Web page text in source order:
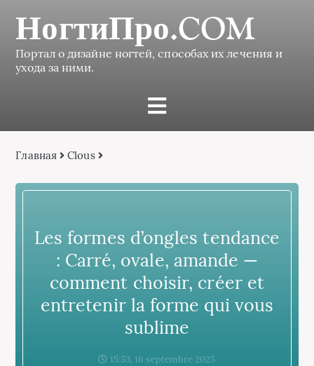
НогтиПро.COM
Портал о дизайне ногтей, способах их лечения и
ухода за ними.
Главная Clous
Les formes d’ongles tendance
: Carré, ovale, amande —
comment choisir, créer et
entretenir la forme qui vous
sublime
15:53, 16 septembre 2025